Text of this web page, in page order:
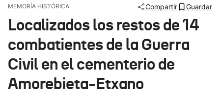
Ikusmiran
Eguraldia
MEMORÍA HISTÓRICA Compartir Guardar
Localizados los restos de 14
combatientes de la Guerra
Civil en el cementerio de
Amorebieta-Etxano